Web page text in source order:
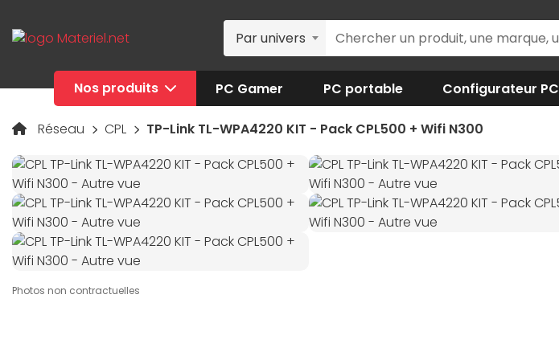
Par univers
Nos produits PC Gamer PC portable Configurateur PC
Réseau CPL TP-Link TL-WPA4220 KIT - Pack CPL500 + Wifi N300
Photos non contractuelles